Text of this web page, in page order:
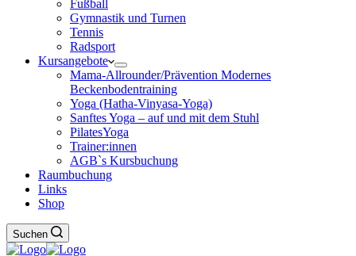
Fußball
Gymnastik und Turnen
Tennis
Radsport
Kursangebote
Mama-Allrounder/Prävention Modernes
Beckenbodentraining
Yoga (Hatha-Vinyasa-Yoga)
Sanftes Yoga – auf und mit dem Stuhl
PilatesYoga
Trainer:innen
AGB`s Kursbuchung
Raumbuchung
Links
Shop
Suchen